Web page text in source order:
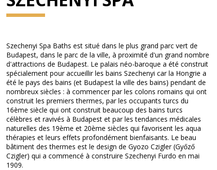
Szechenyi Spa Baths est situé dans le plus grand parc vert de
Budapest, dans le parc de la ville, à proximité d'un grand nombre
d'attractions de Budapest. Le palais néo-baroque a été construit
spécialement pour accueillir les bains Szechenyi car la Hongrie a
été le pays des bains (et Budapest la ville des bains) pendant de
nombreux siècles : à commencer par les colons romains qui ont
construit les premiers thermes, par les occupants turcs du
16ème siècle qui ont construit beaucoup des bains turcs
célèbres et ravivés à Budapest et par les tendances médicales
naturelles des 19ème et 20ème siècles qui favorisent les aqua
thérapies et leurs effets profondément bienfaisants. Le beau
bâtiment des thermes est le design de Gyozo Czigler (Győző
Czigler) qui a commencé à construire Szechenyi Furdo en mai
1909.